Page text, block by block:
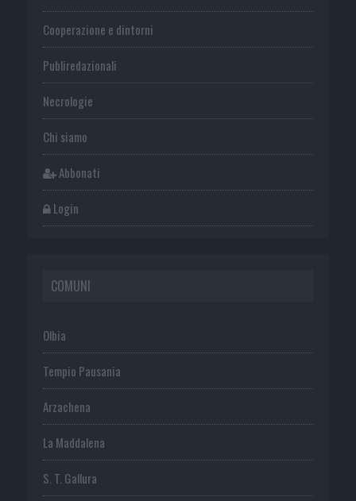
Cooperazione e dintorni
Publiredazionali
Necrologie
Chi siamo
Abbonati
Login
COMUNI
Olbia
Tempio Pausania
Arzachena
La Maddalena
S. T. Gallura